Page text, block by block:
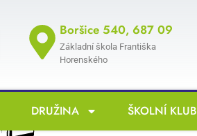
Boršice 540, 687 09
Základní škola Františka
Horenského
DRUŽINA ŠKOLNÍ KLUB